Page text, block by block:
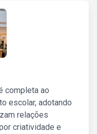
completa ao
escolar, adotando
relações
criatividade e